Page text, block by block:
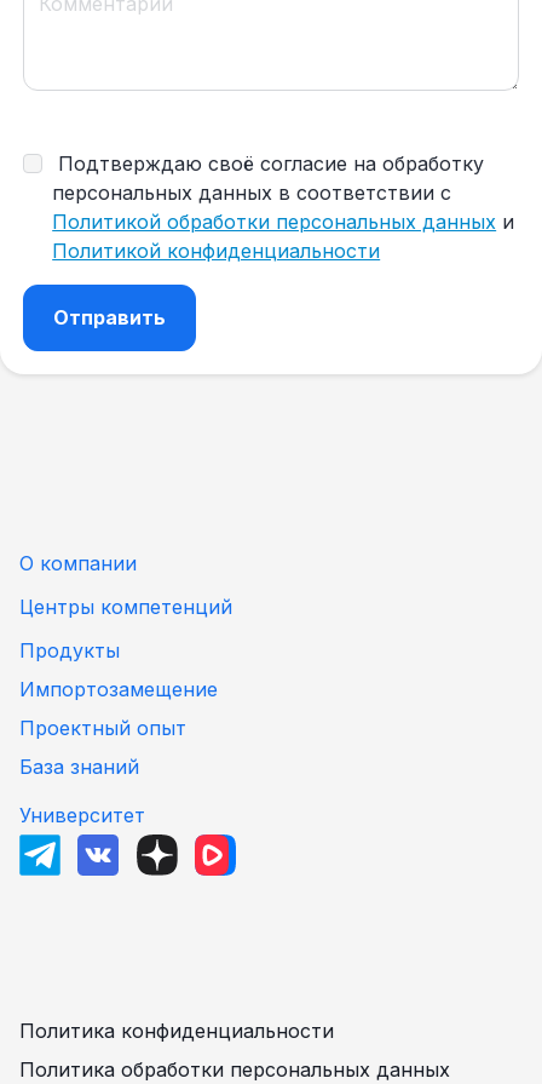
Подтверждаю своё согласие на обработку
персональных данных в соответствии с
Политикой обработки персональных данных и
Политикой конфиденциальности
О компании
Центры компетенций
Продукты
Импортозамещение
Проектный опыт
База знаний
Университет
Политика конфиденциальности
Политика обработки персональных данных